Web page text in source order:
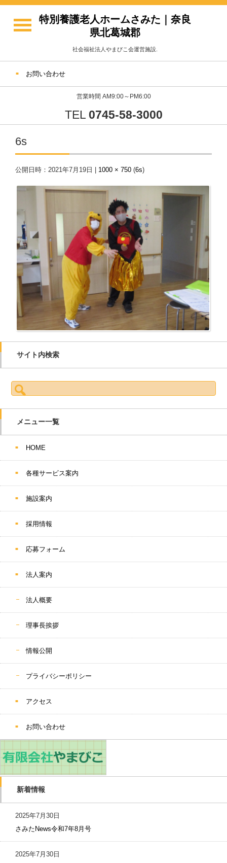
特別養護老人ホームさみた｜奈良
県北葛城郡
社会福祉法人やまびこ会運営施設.
お問い合わせ
営業時間 AM9:00～PM6:00
TEL 0745-58-3000
6s
公開日時： 2021年7月19日 1000 × 750 (6s)
サイト内検索
検索:
メニュー一覧
HOME
各種サービス案内
施設案内
採用情報
応募フォーム
法人案内
法人概要
理事長挨拶
情報公開
プライバシーポリシー
アクセス
お問い合わせ
新着情報
2025年7月30日
さみたNews令和7年8月号
2025年7月30日